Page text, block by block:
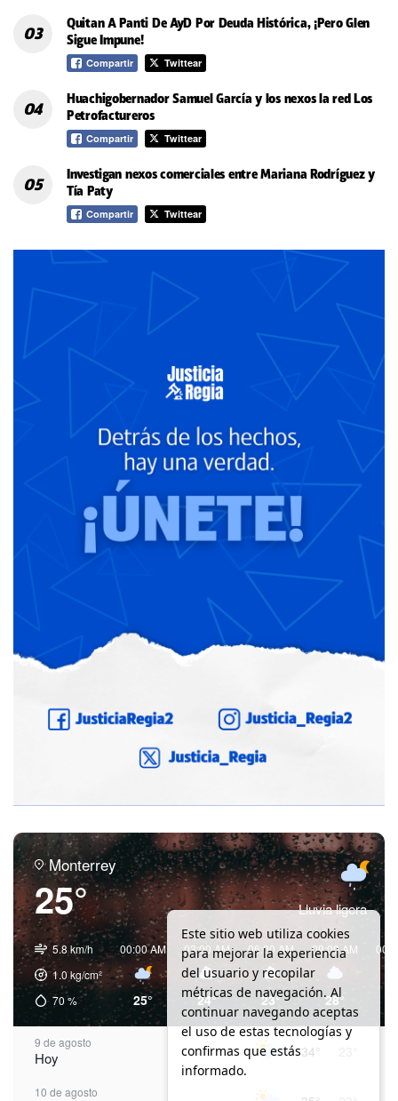
Quitan A Panti De AyD Por Deuda Histórica, ¡Pero Glen
Sigue Impune!
Compartir Twittear
Huachigobernador Samuel García y los nexos la red Los
Petrofactureros
Compartir Twittear
Investigan nexos comerciales entre Mariana Rodríguez y
Tía Paty
Compartir Twittear
Monterrey
25° Lluvia ligera
5.8 km/h
1.0kg/cm²
70%
00:00 AM
25°
03:00 AM
24°
06:00 AM
23°
09:00 AM
28°
9 de agosto
Hoy 34°
10 de agosto
Este sitio web utiliza cookies
para mejorar la experiencia
del usuario y recopilar
métricas de navegación. Al
continuar navegando aceptas
el uso de estas tecnologías y
confirmas que estás
informado.